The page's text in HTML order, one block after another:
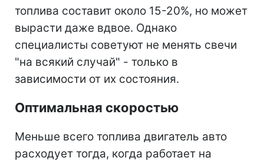
топлива составит около 15-20%, но может
вырасти даже вдвое. Однако
специалисты советуют не менять свечи
"на всякий случай" - только в
зависимости от их состояния.
Оптимальная скоростью
Меньше всего топлива двигатель авто
расходует тогда, когда работает на